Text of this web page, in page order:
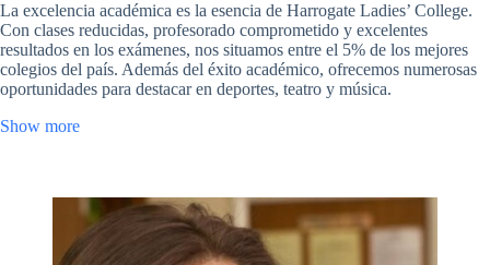
La excelencia académica es la esencia de Harrogate Ladies’ College.
Con clases reducidas, profesorado comprometido y excelentes
resultados en los exámenes, nos situamos entre el 5% de los mejores
colegios del país. Además del éxito académico, ofrecemos numerosas
oportunidades para destacar en deportes, teatro y música.
Show more